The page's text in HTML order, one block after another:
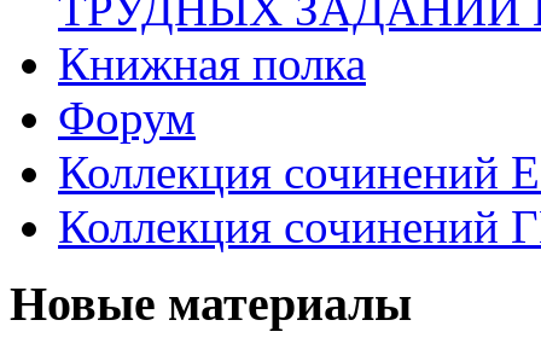
Книжная полка
Форум
Коллекция сочинений
Коллекция сочинений
Новые материалы